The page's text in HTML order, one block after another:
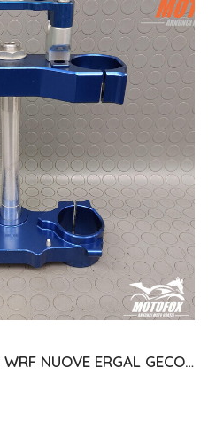
PIASTRE YAMAHA YZF YZ WRF NUOVE ERGAL GECO RISER